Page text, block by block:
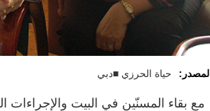
المصدر: حياة الحرزي ■دبي
مع بقاء المسنّين في البيت